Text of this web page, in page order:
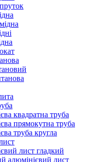
квадратна труба
прямокутна труба
труба кругла
лист гладкий
алюмінієвий лист